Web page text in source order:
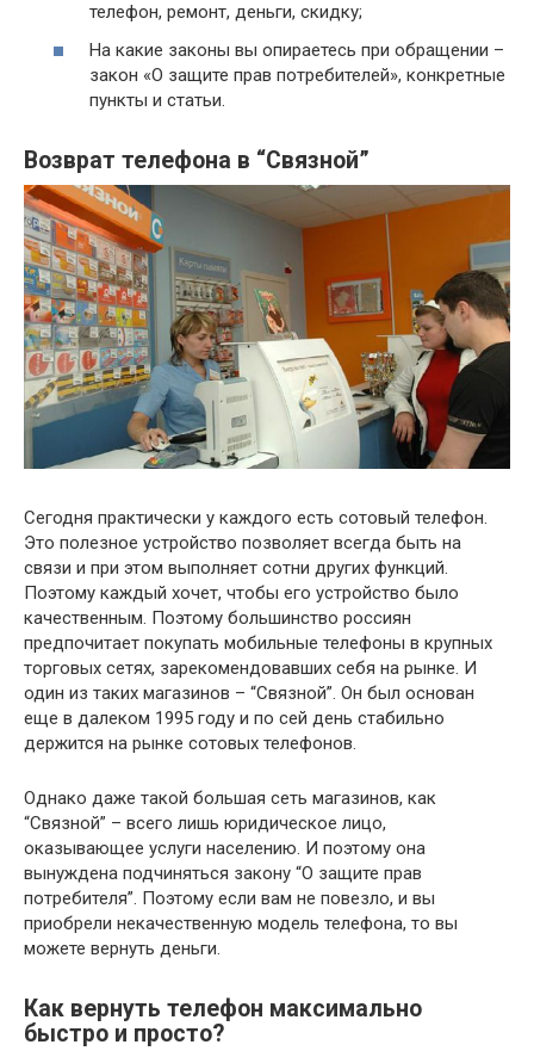
телефон, ремонт, деньги, скидку;
На какие законы вы опираетесь при обращении –
закон «О защите прав потребителей», конкретные
пункты и статьи.
Возврат телефона в “Связной”
Сегодня практически у каждого есть сотовый телефон.
Это полезное устройство позволяет всегда быть на
связи и при этом выполняет сотни других функций.
Поэтому каждый хочет, чтобы его устройство было
качественным. Поэтому большинство россиян
предпочитает покупать мобильные телефоны в крупных
торговых сетях, зарекомендовавших себя на рынке. И
один из таких магазинов – “Связной”. Он был основан
еще в далеком 1995 году и по сей день стабильно
держится на рынке сотовых телефонов.
Однако даже такой большая сеть магазинов, как
“Связной” – всего лишь юридическое лицо,
оказывающее услуги населению. И поэтому она
вынуждена подчиняться закону “О защите прав
потребителя”. Поэтому если вам не повезло, и вы
приобрели некачественную модель телефона, то вы
можете вернуть деньги.
Как вернуть телефон максимально
быстро и просто?